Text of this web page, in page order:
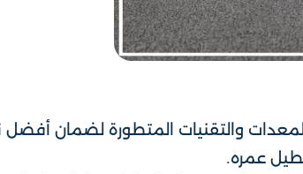
والتقنيات المتطورة لضمان أفضل
عمره.